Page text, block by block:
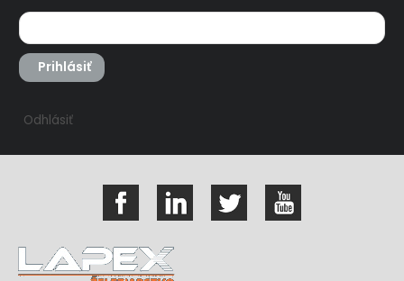
Prihlásiť
Odhlásiť